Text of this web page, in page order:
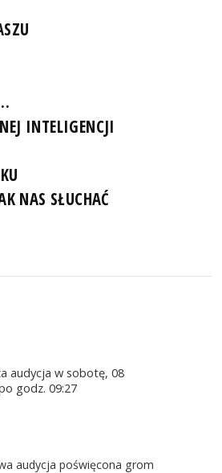
INTELIGENCJI
NAS SŁUCHAĆ
audycja w sobotę, 08
godz. 09:27
audycja poświęcona grom